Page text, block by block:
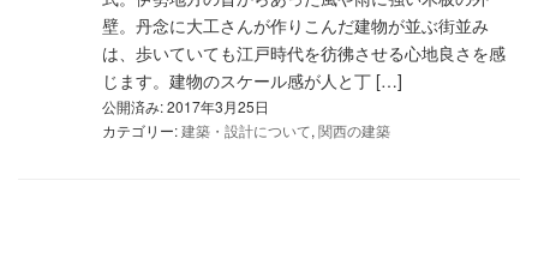
壁。丹念に大工さんが作りこんだ建物が並ぶ街並み
は、歩いていても江戸時代を彷彿させる心地良さを感
じます。建物のスケール感が人と丁 […]
公開済み: 2017年3月25日
カテゴリー:建築・設計について, 関西の建築